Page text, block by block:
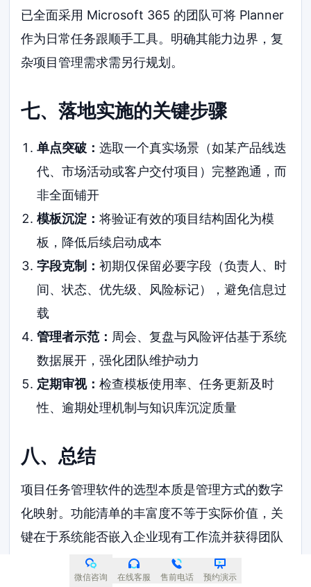
已全面采用 Microsoft 365 的团队可将 Planner
作为日常任务跟顺手工具。明确其能力边界，复
杂项目管理需求需另行规划。
七、落地实施的关键步骤
单点突破： 选取一个真实场景（如某产品线迭
代、市场活动或客户交付项目）完整跑通，而
非全面铺开
模板沉淀： 将验证有效的项目结构固化为模
板，降低后续启动成本
字段克制： 初期仅保留必要字段（负责人、时
间、状态、优先级、风险标记），避免信息过
载
管理者示范： 周会、复盘与风险评估基于系统
数据展开，强化团队维护动力
定期审视： 检查模板使用率、任务更新及时
性、逾期处理机制与知识库沉淀质量
八、总结
项目任务管理软件的选型本质是管理方式的数字
化映射。功能清单的丰富度不等于实际价值，关
键在于系统能否嵌入企业现有工作流并获得团队
微信咨询 在线客服 售前电话 预约演示